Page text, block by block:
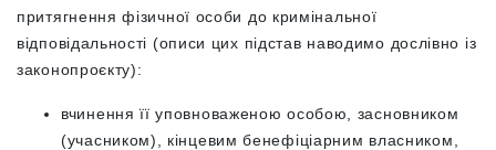
притягнення фізичної особи до кримінальної
відповідальності (описи цих підстав наводимо дослівно із
законопроєкту):
вчинення її уповноваженою особою, засновником
(учасником), кінцевим бенефіціарним власником,